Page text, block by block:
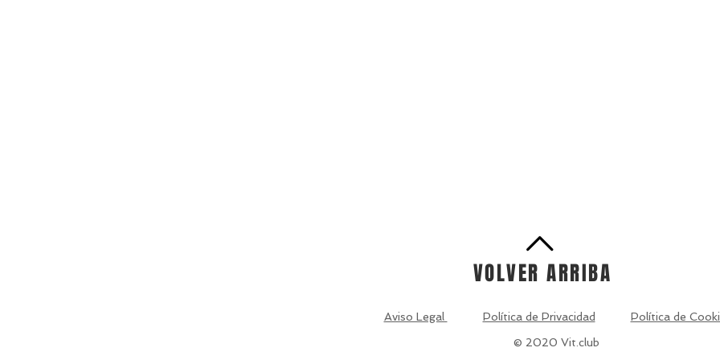
VOLVER ARRIBA
Aviso Legal Política de Privacidad
Política de
© 2020 Vit.club